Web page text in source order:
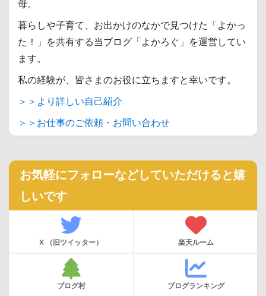
母。
暮らしや子育て、お出かけのなかで見つけた「よかっ
た！」を共有する当ブログ「よかろぐ」を運営してい
ます。
私の経験が、皆さまのお役に立ちますと幸いです。
＞＞より詳しい自己紹介
＞＞お仕事のご依頼・お問い合わせ
お気軽にフォローなどしていただけると嬉
しいです
X （旧ツイッター） 楽天ルーム
ブログ村 ブログランキング